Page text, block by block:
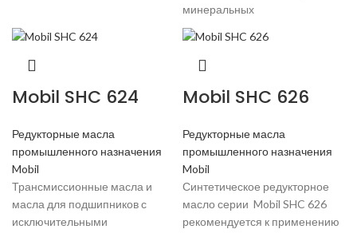
минеральных
Mobil SHC 624
Редукторные масла
промышленного назначения
Mobil
Трансмиссионные масла и
масла для подшипников с
исключительными
Mobil SHC 626
Редукторные масла
промышленного назначения
Mobil
Синтетическое редукторное
масло серии Mobil SHC 626
рекомендуется к применению